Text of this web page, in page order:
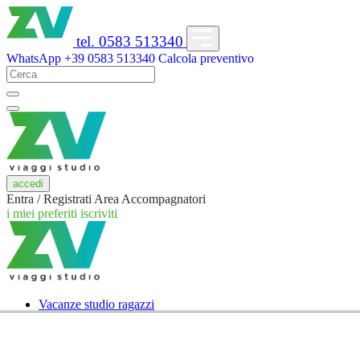
tel. 0583 513340
WhatsApp +39 0583 513340 Calcola preventivo
accedi
Entra / Registrati Area Accompagnatori
i miei preferiti iscriviti
Vacanze studio ragazzi